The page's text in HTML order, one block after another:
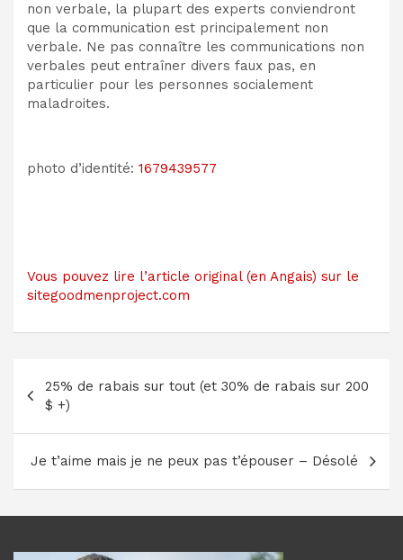
non verbale, la plupart des experts conviendront
que la communication est principalement non
verbale. Ne pas connaître les communications non
verbales peut entraîner divers faux pas, en
particulier pour les personnes socialement
maladroites.
photo d’identité: 1679439577
Vous pouvez lire l’article original (en Angais) sur le
sitegoodmenproject.com
Navigation
de
l’article
25% de rabais sur tout (et 30% de rabais sur 200
$ +)
Je t’aime mais je ne peux pas t’épouser – Désolé